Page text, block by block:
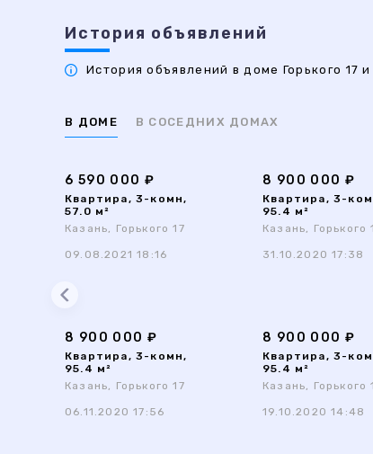
История объявлений
История объявлений в доме Горького 17
В ДОМЕ В СОСЕДНИХ ДОМАХ
6 590 000 ₽
Квартира, 3-комн,
57.0 м²
Казань, Горького 17
09.08.2021 18:16
8 900 000 ₽
Квартира, 3-
95.4 м²
Казань, Горького
31.10.2020 17:38
8 900 000 ₽
Квартира, 3-комн,
95.4 м²
Казань, Горького 17
06.11.2020 17:56
8 900 000 ₽
Квартира, 3-
95.4 м²
Казань, Горького
19.10.2020 14:48